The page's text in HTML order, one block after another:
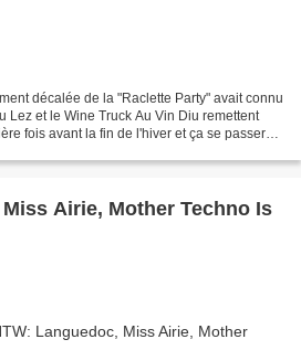
décalée de la "Raclette Party" avait connu
Lez et le Wine Truck Au Vin Diu remettent
fois avant la fin de l'hiver et ça se passera
Airie, Mother Techno Is